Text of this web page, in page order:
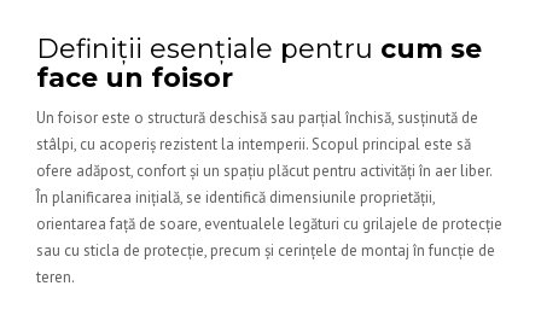
Definiții esențiale pentru cum se
face un foisor
Un foisor este o structură deschisă sau parțial închisă, susținută de
stâlpi, cu acoperiș rezistent la intemperii. Scopul principal este să
ofere adăpost, confort și un spațiu plăcut pentru activități în aer liber.
În planificarea inițială, se identifică dimensiunile proprietății,
orientarea față de soare, eventualele legături cu grilajele de protecție
sau cu sticla de protecție, precum și cerințele de montaj în funcție de
teren.